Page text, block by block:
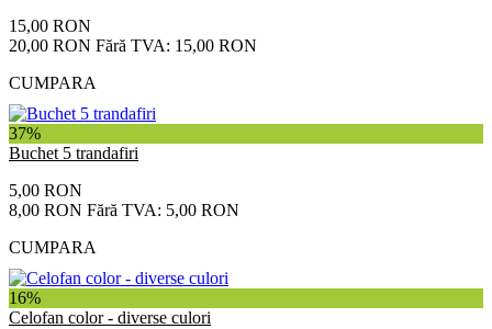
15,00 RON
20,00 RON Fără TVA: 15,00 RON
CUMPARA
37%
Buchet 5 trandafiri
5,00 RON
8,00 RON Fără TVA: 5,00 RON
CUMPARA
16%
Celofan color - diverse culori